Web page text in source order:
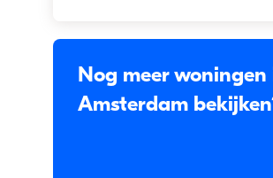
Nog meer woningen
Amsterdam